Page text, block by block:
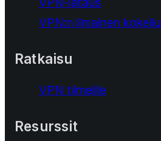
VPN:n ilmainen kokeilu
Ratkaisu
VPN tiimeille
Resurssit